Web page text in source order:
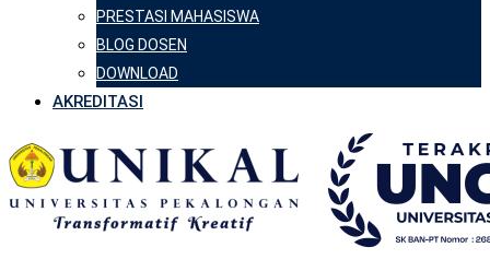
PRESTASI MAHASISWA
BLOG DOSEN
DOWNLOAD
AKREDITASI